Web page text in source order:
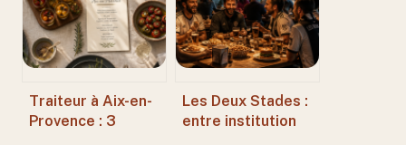
maison
Traiteur à Aix-en-
Provence : 3
Les Deux Stades :
entre institution